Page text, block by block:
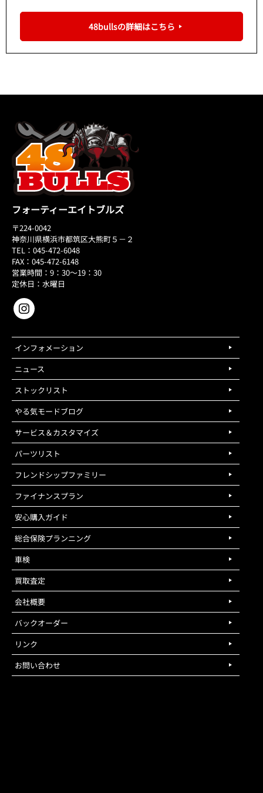
48bullsの詳細はこちら
フォーティーエイトブルズ
〒224-0042
神奈川県横浜市都筑区大熊町５－２
TEL：045-472-6048
FAX：045-472-6148
営業時間：9：30～19：30
定休日：水曜日
インフォメーション
ニュース
ストックリスト
やる気モードブログ
サービス＆カスタマイズ
パーツリスト
フレンドシップファミリー
ファイナンスプラン
安心購入ガイド
総合保険プランニング
車検
買取査定
会社概要
バックオーダー
リンク
お問い合わせ